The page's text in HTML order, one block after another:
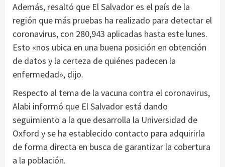
Además, resaltó que El Salvador es el país de la
región que más pruebas ha realizado para detectar el
coronavirus, con 280,943 aplicadas hasta este lunes.
Esto «nos ubica en una buena posición en obtención
de datos y la certeza de quiénes padecen la
enfermedad», dijo.
Respecto al tema de la vacuna contra el coronavirus,
Alabi informó que El Salvador está dando
seguimiento a la que desarrolla la Universidad de
Oxford y se ha establecido contacto para adquirirla
de forma directa en busca de garantizar la cobertura
a la población.